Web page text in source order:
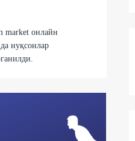
market онлайн
нуқсонлар